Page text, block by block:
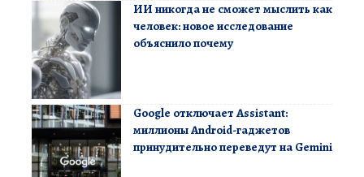
ИИ никогда не сможет мыслить как
человек: новое исследование
объяснило почему
Google отключает Assistant:
миллионы Android-гаджетов
принудительно переведут на Gemini